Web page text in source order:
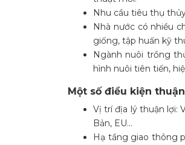
Nhu cầu tiêu thụ
Nhà nước có nhiều
giống, tập huấn kỹ
Ngành nuôi trồng
hình nuôi tiên tiến,
Một số điều kiện
Vị trí địa lý thuận lợi:
Bản, EU…
Hạ tầng giao thông